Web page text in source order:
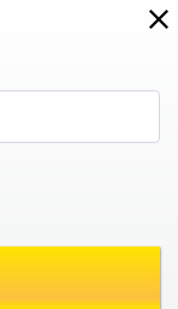
0